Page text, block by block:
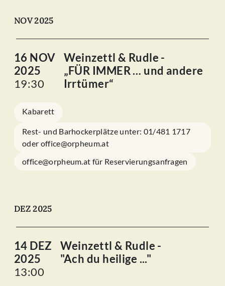
NOV 2025
16 NOV
2025
19:30
Weinzettl & Rudle -
„FÜR IMMER … und andere
Irrtümer“
Kabarett
Rest- und Barhockerplätze unter: 01/481 1717
oder office@orpheum.at
office@orpheum.at für Reservierungsanfragen
DEZ 2025
14 DEZ
2025
13:00
Weinzettl & Rudle -
"Ach du heilige ..."